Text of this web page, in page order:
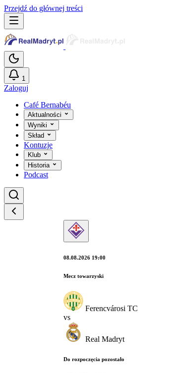
Przejdź do głównej treści
1
Zaloguj
Café Bernabéu
Aktualności
Wyniki
Skład
Kontuzje
Klub
Historia
Podcast
08.08.2026 19:00
Mecz towarzyski
Ferencvárosi TC
vs
Real Madryt
Do rozpoczęcia pozostało